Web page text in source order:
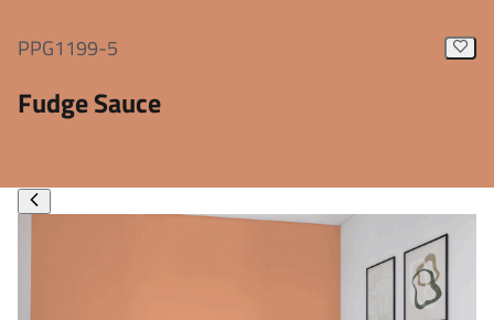
PPG1199-5
Fudge Sauce